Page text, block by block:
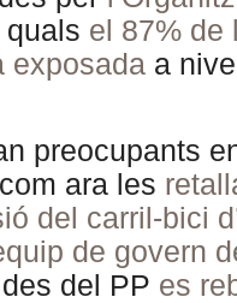
quals el 87% de
exposada a
preocupants
ara les
del carril-bici
de govern
del PP es